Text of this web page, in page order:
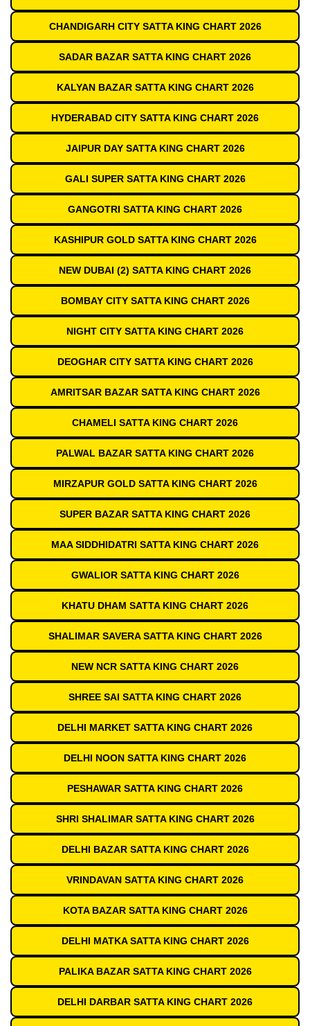
CHANDIGARH CITY SATTA KING CHART 2026
SADAR BAZAR SATTA KING CHART 2026
KALYAN BAZAR SATTA KING CHART 2026
HYDERABAD CITY SATTA KING CHART 2026
JAIPUR DAY SATTA KING CHART 2026
GALI SUPER SATTA KING CHART 2026
GANGOTRI SATTA KING CHART 2026
KASHIPUR GOLD SATTA KING CHART 2026
NEW DUBAI (2) SATTA KING CHART 2026
BOMBAY CITY SATTA KING CHART 2026
NIGHT CITY SATTA KING CHART 2026
DEOGHAR CITY SATTA KING CHART 2026
AMRITSAR BAZAR SATTA KING CHART 2026
CHAMELI SATTA KING CHART 2026
PALWAL BAZAR SATTA KING CHART 2026
MIRZAPUR GOLD SATTA KING CHART 2026
SUPER BAZAR SATTA KING CHART 2026
MAA SIDDHIDATRI SATTA KING CHART 2026
GWALIOR SATTA KING CHART 2026
KHATU DHAM SATTA KING CHART 2026
SHALIMAR SAVERA SATTA KING CHART 2026
NEW NCR SATTA KING CHART 2026
SHREE SAI SATTA KING CHART 2026
DELHI MARKET SATTA KING CHART 2026
DELHI NOON SATTA KING CHART 2026
PESHAWAR SATTA KING CHART 2026
SHRI SHALIMAR SATTA KING CHART 2026
DELHI BAZAR SATTA KING CHART 2026
VRINDAVAN SATTA KING CHART 2026
KOTA BAZAR SATTA KING CHART 2026
DELHI MATKA SATTA KING CHART 2026
PALIKA BAZAR SATTA KING CHART 2026
DELHI DARBAR SATTA KING CHART 2026